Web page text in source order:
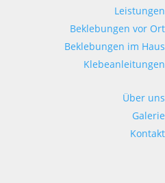
Leistungen
Beklebungen vor Ort
Beklebungen im Haus
Klebeanleitungen
Über uns
Galerie
Kontakt